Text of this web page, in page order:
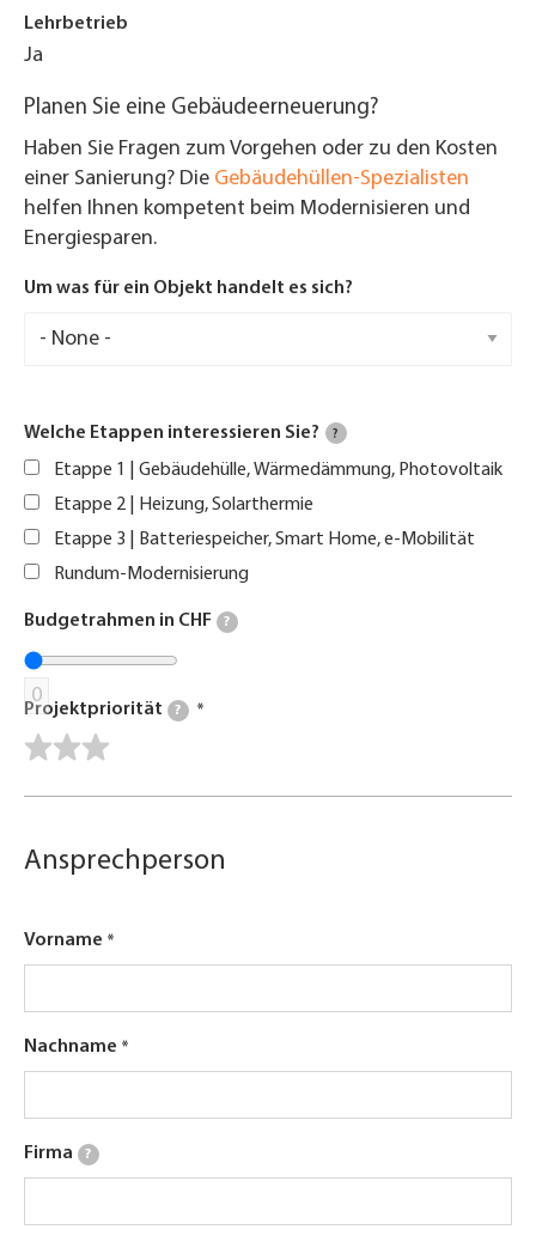
Lehrbetrieb
Ja
Planen Sie eine Gebäudeerneuerung?
Haben Sie Fragen zum Vorgehen oder zu den Kosten
einer Sanierung? Die Gebäudehüllen-Spezialisten
helfen Ihnen kompetent beim Modernisieren und
Energiesparen.
Um was für ein Objekt handelt es sich?
Welche Etappen interessieren Sie? ?
Etappe 1 | Gebäudehülle, Wärmedämmung, Photovoltaik
Etappe 2 | Heizung, Solarthermie
Etappe 3 | Batteriespeicher, Smart Home, e-Mobilität
Rundum-Modernisierung
Budgetrahmen in CHF ?
0
Projektpriorität ?
Ansprechperson
Vorname
Nachname
Firma ?